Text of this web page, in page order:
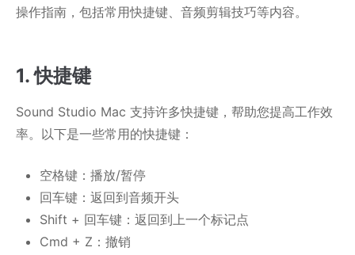
操作指南，包括常用快捷键、音频剪辑技巧等内容。
1. 快捷键
Sound Studio Mac 支持许多快捷键，帮助您提高工作效
率。以下是一些常用的快捷键：
空格键：播放/暂停
回车键：返回到音频开头
Shift + 回车键：返回到上一个标记点
Cmd + Z：撤销